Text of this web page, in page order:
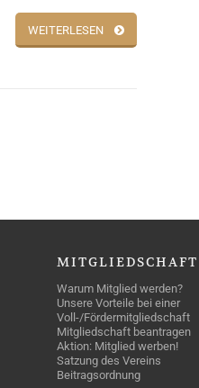
WEITERLESEN
MITGLIEDSCHAFT
Warum Mitglied werden?
Unsere Vorteile bei einer
Voll-/Fördermitgliedschaft
Mitgliedschaft beantragen
Aktion: Mitglied werben!
Satzung des Vereins
Beitragsordnung